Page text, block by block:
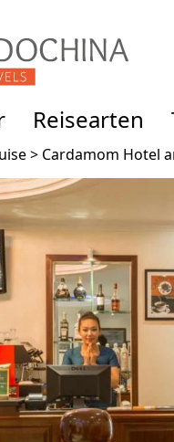
Reisearten
> Cardamom Hotel